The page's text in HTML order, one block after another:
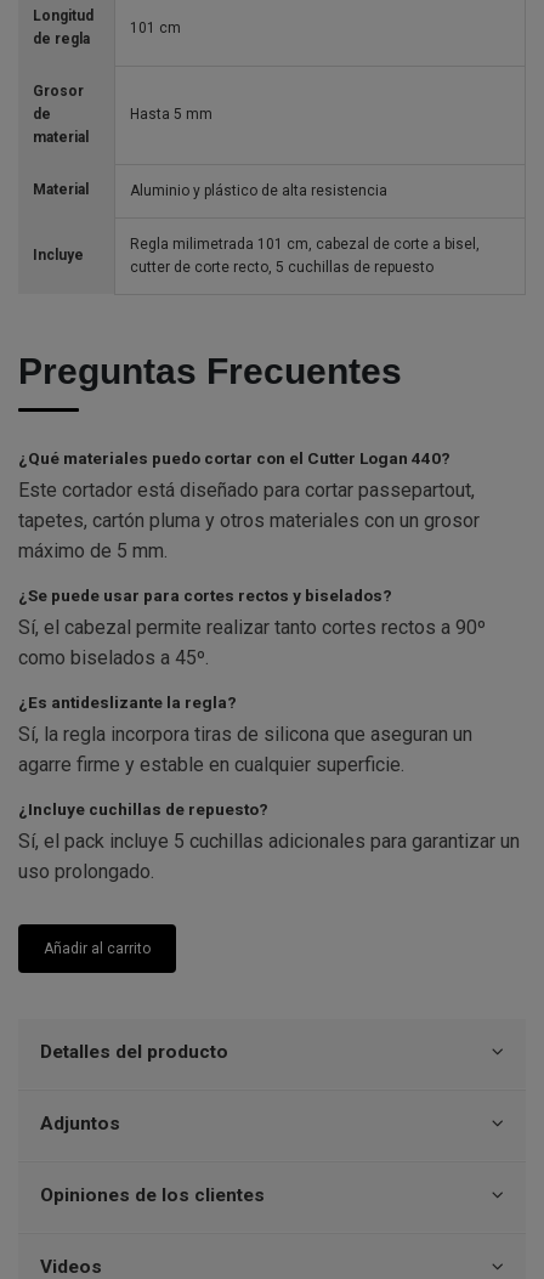
Longitud
de regla
101 cm
Grosor
de
material
Hasta 5 mm
Material Aluminio y plástico de alta resistencia
Incluye
Regla milimetrada 101 cm, cabezal de corte a bisel,
cutter de corte recto, 5 cuchillas de repuesto
Preguntas Frecuentes
¿Qué materiales puedo cortar con el Cutter Logan 440?
Este cortador está diseñado para cortar passepartout,
tapetes, cartón pluma y otros materiales con un grosor
máximo de 5 mm.
¿Se puede usar para cortes rectos y biselados?
Sí, el cabezal permite realizar tanto cortes rectos a 90º
como biselados a 45º.
¿Es antideslizante la regla?
Sí, la regla incorpora tiras de silicona que aseguran un
agarre firme y estable en cualquier superficie.
¿Incluye cuchillas de repuesto?
Sí, el pack incluye 5 cuchillas adicionales para garantizar un
uso prolongado.
Añadir al carrito
Detalles del producto
Adjuntos
Opiniones de los clientes
Videos